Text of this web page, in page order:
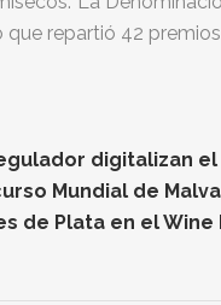
repartió 42
digitalizan
Mundial de
de Plata en el